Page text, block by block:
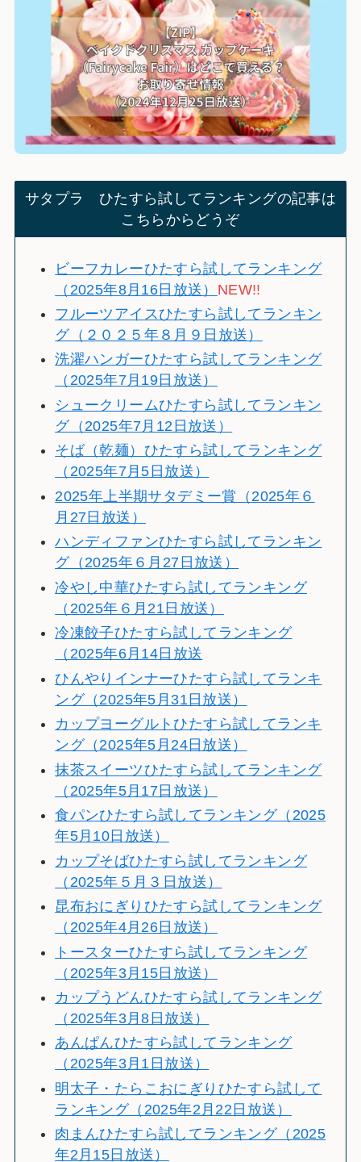
サタプラ ひたすら試してランキングの記事は
こちらからどうぞ
ビーフカレーひたすら試してランキング
（2025年8月16日放送） NEW!!
フルーツアイスひたすら試してランキン
グ（２０２５年８月９日放送）
洗濯ハンガーひたすら試してランキング
（2025年7月19日放送）
シュークリームひたすら試してランキン
グ（2025年7月12日放送）
そば（乾麺）ひたすら試してランキング
（2025年7月5日放送）
2025年上半期サタデミー賞（2025年６
月27日放送）
ハンディファンひたすら試してランキン
グ（2025年６月27日放送）
冷やし中華ひたすら試してランキング
（2025年６月21日放送）
冷凍餃子ひたすら試してランキング
（2025年6月14日放送
ひんやりインナーひたすら試してランキ
ング（2025年5月31日放送）
カップヨーグルトひたすら試してランキ
ング（2025年5月24日放送）
抹茶スイーツひたすら試してランキング
（2025年5月17日放送）
食パンひたすら試してランキング（2025
年5月10日放送）
カップそばひたすら試してランキング
（2025年５月３日放送）
昆布おにぎりひたすら試してランキング
（2025年4月26日放送）
トースターひたすら試してランキング
（2025年3月15日放送）
カップうどんひたすら試してランキング
（2025年3月8日放送）
あんぱんひたすら試してランキング
（2025年3月1日放送）
明太子・たらこおにぎりひたすら試して
ランキング（2025年2月22日放送）
肉まんひたすら試してランキング（2025
年2月15日放送）